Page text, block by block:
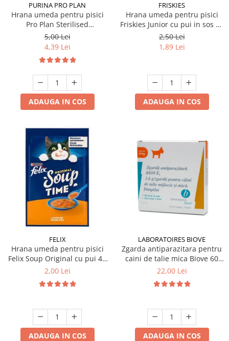
PURINA PRO PLAN
Hrana umeda pentru pisici
Pro Plan Sterilised
Nutrisavour cu vita 85 gr
5,00 Lei
4,39 Lei
ADAUGA IN COS
FRISKIES
Hrana umeda pentru pisici
Friskies Junior cu pui in sos 85
gr
2,50 Lei
1,89 Lei
ADAUGA IN COS
FELIX
Hrana umeda pentru pisici
Felix Soup Original cu pui 48
gr
2,00 Lei
ADAUGA IN COS
LABORATOIRES BIOVE
Zgarda antiparazitara pentru
caini de talie mica Biove 60
cm
22,00 Lei
ADAUGA IN COS